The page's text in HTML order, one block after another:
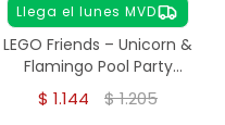
Llega el lunes MVD
LEGO Friends – Unicorn &
Flamingo Pool Party
(42658)
$ 1.144 $1.205